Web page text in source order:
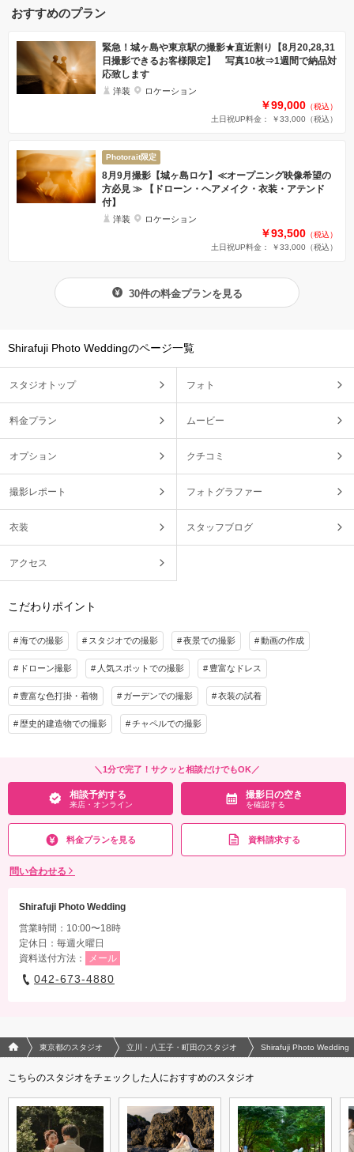
おすすめのプラン
緊急！城ヶ島や東京駅の撮影★直近割り【8月20,28,31
日撮影できるお客様限定】 写真10枚⇒1週間で納品対
応致します
洋装 ロケーション
￥99,000 （税込）
土日祝UP料金： ￥33,000 （税込）
Photorait限定
8月9月撮影【城ヶ島ロケ】≪オープニング映像希望の
方必見 ≫ 【ドローン・ヘアメイク・衣装・アテンド
付】
洋装 ロケーション
￥93,500 （税込）
土日祝UP料金： ￥33,000 （税込）
30件の料金プランを見る
Shirafuji Photo Weddingのページ一覧
スタジオトップ フォト
料金プラン ムービー
オプション クチコミ
撮影レポート フォトグラファー
衣装 スタッフブログ
アクセス
こだわりポイント
海での撮影 スタジオでの撮影 夜景での撮影 動画の作成
ドローン撮影 人気スポットでの撮影 豊富なドレス
豊富な色打掛・着物 ガーデンでの撮影 衣装の試着
歴史的建造物での撮影 チャペルでの撮影
＼1分で完了！サクッと相談だけでもOK／
相談予約する
来店・オンライン
撮影日の空き
を確認する
料金プランを見る 資料請求する
問い合わせる
Shirafuji Photo Wedding
営業時間：10:00〜18時
定休日：毎週火曜日
資料送付方法：
メール
042-673-4880
フォトウエディング/結婚写真のPhotorait ホーム
東京都のスタジオ 立川・八王子・町田のスタジオ Shirafuji Photo Wedding
こちらのスタジオをチェックした人におすすめのスタジオ